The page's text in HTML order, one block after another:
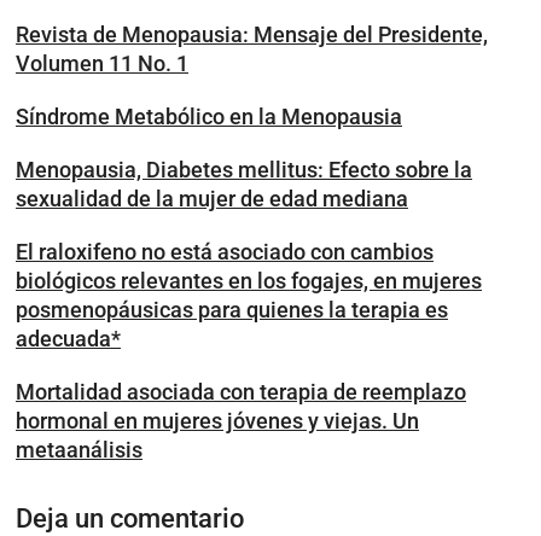
Revista de Menopausia: Mensaje del Presidente,
Volumen 11 No. 1
Síndrome Metabólico en la Menopausia
Menopausia, Diabetes mellitus: Efecto sobre la
sexualidad de la mujer de edad mediana
El raloxifeno no está asociado con cambios
biológicos relevantes en los fogajes, en mujeres
posmenopáusicas para quienes la terapia es
adecuada*
Mortalidad asociada con terapia de reemplazo
hormonal en mujeres jóvenes y viejas. Un
metaanálisis
Deja un comentario